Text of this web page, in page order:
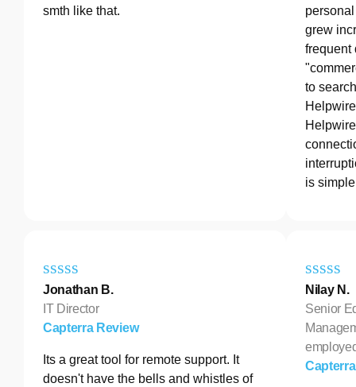
smth like that.
grew
frequent
to
is
Jonathan B.
IT Director
Capterra Review
Its a great tool for remote support. It
doesn't have the bells and whistles of
Nilay N.
Senior